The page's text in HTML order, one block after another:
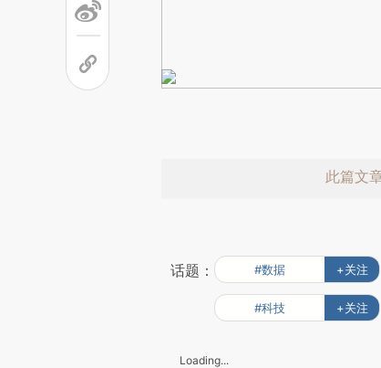
此篇文
话题： #数据 +关注
#科技 +关注
Loading...